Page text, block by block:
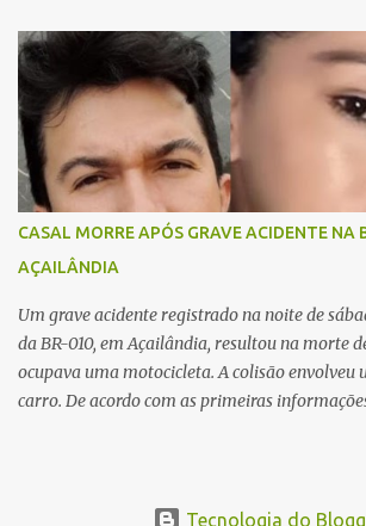
quando ocorreu a tragédia. O acidente
um caminhão caçamba. Com o impacto da
resistiu aos ferimentos e veio a óbito ainda no
foram identificadas como Carmem Rejane e
Equipes de socorro foram acionadas, mas
além de constatar os óbitos. A Polícia
esteve no local para controlar o tráfego e
CASAL MORRE APÓS GRAVE ACIDENTE NA
AÇAILÂNDIA
Um grave acidente registrado na noite de
da BR-010, em Açailândia, resultou na morte
ocupava uma motocicleta. A colisão envolveu
carro. De acordo com as primeiras
não resistiu aos ferimentos e veio a óbito.
Tecnologia do